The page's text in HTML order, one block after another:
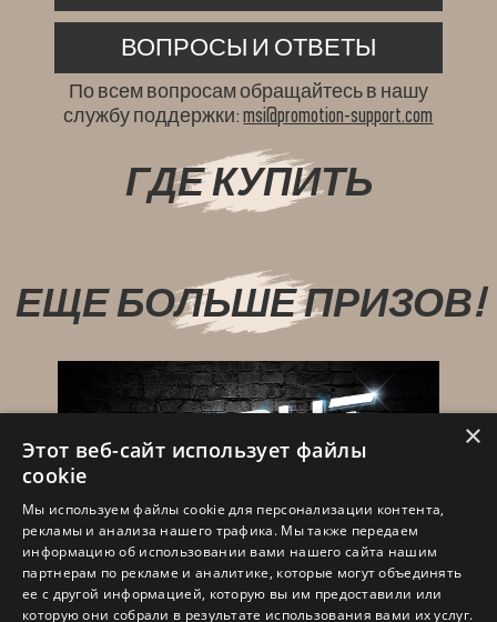
ВОПРОСЫ И ОТВЕТЫ
По всем вопросам обращайтесь в нашу
службу поддержки:msi@promotion-support.com
ГДЕ КУПИТЬ
ЕЩЕ БОЛЬШЕ ПРИЗОВ!
×
Этот веб-сайт использует файлы
cookie
Мы используем файлы cookie для персонализации контента,
рекламы и анализа нашего трафика. Мы также передаем
информацию об использовании вами нашего сайта нашим
партнерам по рекламе и аналитике, которые могут объединять
ее с другой информацией, которую вы им предоставили или
которую они собрали в результате использования вами их услуг.